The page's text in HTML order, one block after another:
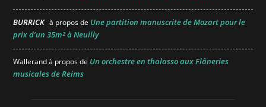
BURRICK à propos de Une partition manuscrite de Mozart pour le
prix d’un 35m² à Neuilly
Wallerandà propos de Un orchestre en thalasso aux Flâneries
musicales de Reims